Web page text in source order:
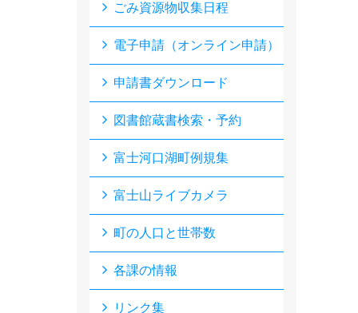
ごみ資源物収集日程
電子申請（オンライン申請）
申請書ダウンロード
図書館蔵書検索・予約
富士河口湖町例規集
富士山ライブカメラ
町の人口と世帯数
各課の情報
リンク集